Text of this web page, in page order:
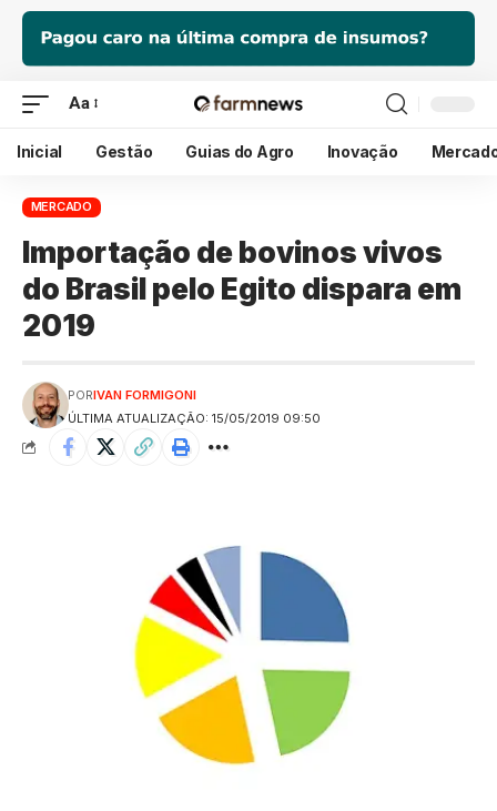
Aa
Inicial Gestão Guias do Agro Inovação
MERCADO
Importação de bovinos vivos
do Brasil pelo Egito dispara em
2019
ÚLTIMA ATUALIZAÇÃO: 15/05/2019 09:50
PORIVAN FORMIGONI